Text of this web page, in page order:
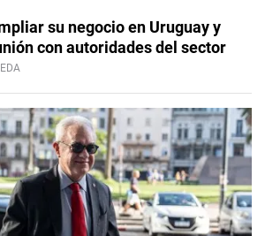
su negocio en Uruguay y
con autoridades del sector